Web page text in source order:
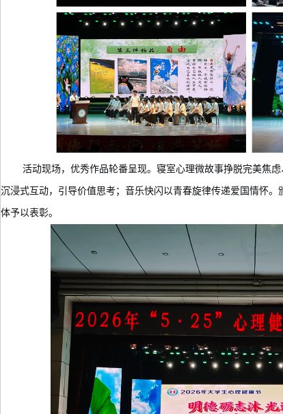
活动现场，优秀作品轮番呈现。寝室心理微故事挣脱完美焦
沉浸式互动，引导价值思考；音乐快闪以青春旋律传递爱国 情怀。
体予以表彰。